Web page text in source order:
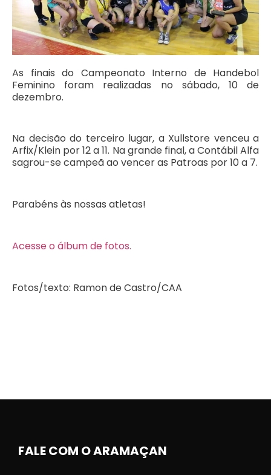
As finais do Campeonato Interno de Handebol
Feminino foram realizadas no sábado, 10 de
dezembro.
Na decisão do terceiro lugar, a Xullstore venceu a
Arfix/Klein por 12 a 11. Na grande final, a Contábil Alfa
sagrou-se campeã ao vencer as Patroas por 10 a 7.
Parabéns às nossas atletas!
Acesse o álbum de fotos.
Fotos/texto: Ramon de Castro/CAA
FALE COM O ARAMAÇAN